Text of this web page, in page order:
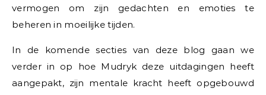
vermogen om zijn gedachten en emoties te
beheren in moeilijke tijden.
In de komende secties van deze blog gaan we
verder in op hoe Mudryk deze uitdagingen heeft
aangepakt, zijn mentale kracht heeft opgebouwd